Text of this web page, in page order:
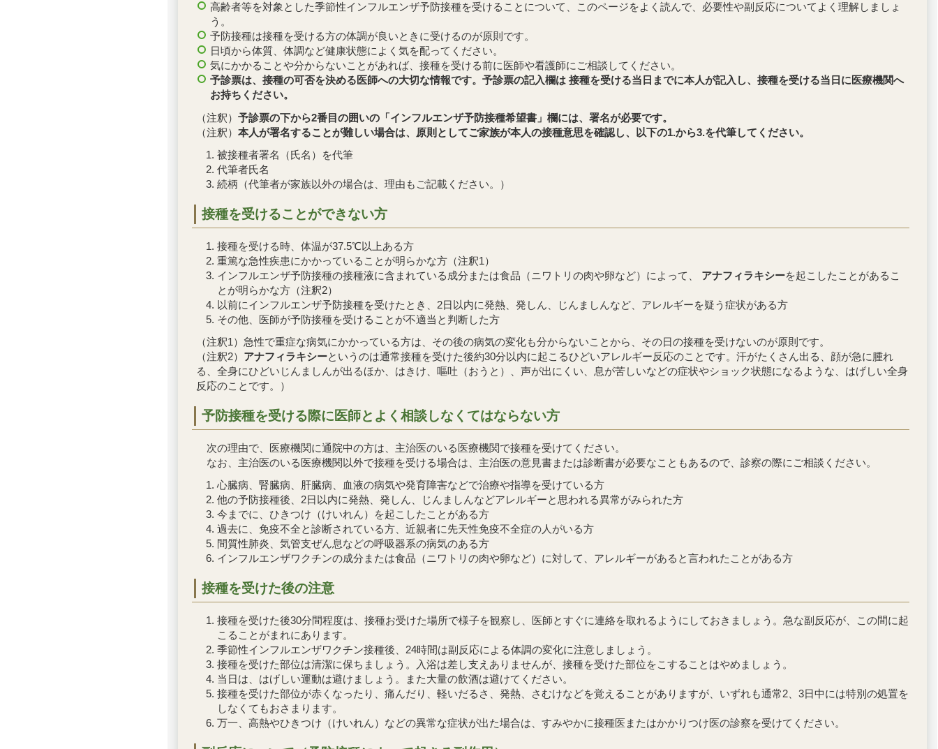
高齢者等を対象とした季節性インフルエンザ予防接種を受けることについて、このページをよく読んで、必要性や副反応についてよく理解しましょ
う。
予防接種は接種を受ける方の体調が良いときに受けるのが原則です。
日頃から体質、体調など健康状態によく気を配ってください。
気にかかることや分からないことがあれば、接種を受ける前に医師や看護師にご相談してください。
予診票は、接種の可否を決める医師への大切な情報です。予診票の記入欄は 接種を受ける当日までに本人が記入し、接種を受ける当日に医療機関へ
お持ちください。
（注釈） 予診票の下から2番目の囲いの「インフルエンザ予防接種希望書」欄には、署名が必要です。
（注釈） 本人が署名することが難しい場合は、原則としてご家族が本人の接種意思を確認し、以下の1.から3.を代筆してください。
被接種者署名（氏名）を代筆
代筆者氏名
続柄（代筆者が家族以外の場合は、理由もご記載ください。）
接種を受けることができない方
接種を受ける時、体温が37.5℃以上ある方
重篤な急性疾患にかかっていることが明らかな方（注釈1）
インフルエンザ予防接種の接種液に含まれている成分または食品（ニワトリの肉や卵など）によって、 アナフィラキシーを起こしたことがあるこ
とが明らかな方（注釈2）
以前にインフルエンザ予防接種を受けたとき、2日以内に発熱、発しん、じんましんなど、アレルギーを疑う症状がある方
その他、医師が予防接種を受けることが不適当と判断した方
（注釈1）急性で重症な病気にかかっている方は、その後の病気の変化も分からないことから、その日の接種を受けないのが原則です。
（注釈2） アナフィラキシーというのは通常接種を受けた後約30分以内に起こるひどいアレルギー反応のことです。汗がたくさん出る、顔が急に腫れ
る、全身にひどいじんましんが出るほか、はきけ、嘔吐（おうと）、声が出にくい、息が苦しいなどの症状やショック状態になるような、はげしい全身
反応のことです。）
予防接種を受ける際に医師とよく相談しなくてはならない方
次の理由で、医療機関に通院中の方は、主治医のいる医療機関で接種を受けてください。
なお、主治医のいる医療機関以外で接種を受ける場合は、主治医の意見書または診断書が必要なこともあるので、診察の際にご相談ください。
心臓病、腎臓病、肝臓病、血液の病気や発育障害などで治療や指導を受けている方
他の予防接種後、2日以内に発熱、発しん、じんましんなどアレルギーと思われる異常がみられた方
今までに、ひきつけ（けいれん）を起こしたことがある方
過去に、免疫不全と診断されている方、近親者に先天性免疫不全症の人がいる方
間質性肺炎、気管支ぜん息などの呼吸器系の病気のある方
インフルエンザワクチンの成分または食品（ニワトリの肉や卵など）に対して、アレルギーがあると言われたことがある方
接種を受けた後の注意
接種を受けた後30分間程度は、接種お受けた場所で様子を観察し、医師とすぐに連絡を取れるようにしておきましょう。急な副反応が、この間に起
こることがまれにあります。
季節性インフルエンザワクチン接種後、24時間は副反応による体調の変化に注意しましょう。
接種を受けた部位は清潔に保ちましょう。入浴は差し支えありませんが、接種を受けた部位をこすることはやめましょう。
当日は、はげしい運動は避けましょう。また大量の飲酒は避けてください。
接種を受けた部位が赤くなったり、痛んだり、軽いだるさ、発熱、さむけなどを覚えることがありますが、いずれも通常2、3日中には特別の処置を
しなくてもおさまります。
万一、高熱やひきつけ（けいれん）などの異常な症状が出た場合は、すみやかに接種医またはかかりつけ医の診察を受けてください。